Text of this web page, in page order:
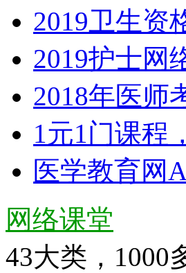
2019卫生资
2019护士网
2018年医师
1元1门课程
医学教育网
网络课堂
43大类，1000